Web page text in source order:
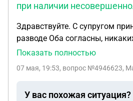
при наличии
Здравствуйте. С супругом
разводе Оба согласны, никаких споров нет, есть
несовершеннолетний ребенок,
суд, чтобы развели сразу, без
Показать полностью
07 мая, 19:53, вопрос №4946623,
У вас похожая ситуация?